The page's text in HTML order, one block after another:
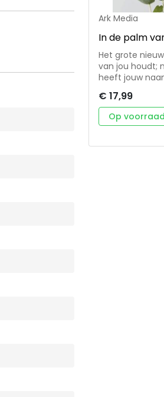
Ark Media
In de palm
Het grote
van jou houdt;
heeft jouw
troost,
mooie dagen.
prachtige bijbelteksten. Een mooi
€ 17,99
Op voorraad